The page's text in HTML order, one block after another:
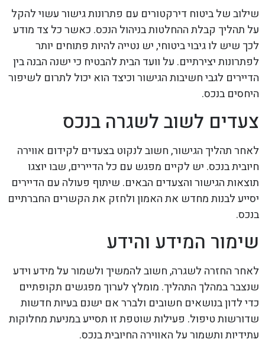
שילוב של ביטוח דירקטורים עם פתרונות גישור עשוי להקל
על תהליך קבלת ההחלטות בניהול הנכס. כאשר כל צד מודע
לכך שיש לו גיבוי ביטוחי, יש נטייה להיות פתוחים יותר
לפתרונות יצירתיים. על וועד הבית להבטיח כי ישנה הבנה בין
הדיירים לגבי חשיבות הגישור וכיצד הוא יכול לתרום לשיפור
היחסים בנכס.
צעדים לשוב לשגרה בנכס
לאחר תהליך הגישור, חשוב לנקוט בצעדים לקידום אווירה
חיובית בנכס. יש לקיים מפגש עם כל הדיירים, שבו יוצגו
תוצאות הגישור והצעדים הבאים. שיתוף פעולה עם הדיירים
יסייע לבנות מחדש את האמון ולחזק את הקשרים החברתיים
בנכס.
שימור המידע והידע
לאחר החזרה לשגרה, חשוב להמשיך ולשמור על מידע וידע
שנצבר במהלך התהליך. מומלץ לערוך מפגשים תקופתיים
כדי לדון בנושאים חשובים ולברר אם ישנם בעיות חדשות
שדורשות טיפול. פעילות שוטפת זו תסייע במניעת מחלוקות
עתידיות ותשמור על האווירה החיובית בנכס.